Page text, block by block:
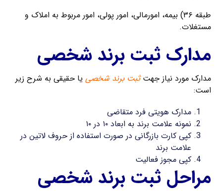
طبقه ۳۶) بیمه، امورمالی، امور پولی، امور مربوط به املاک و
مستغلات.
مدارک ثبت برند شخصی
مدارک مورد نیاز جهتثبت برند شخصی یا حقیقی به شرح زیر
است:
مدارک هویتی فرد متقاضی
نمونه علامت برند به ابعاد ۱۰ در ۱۰
کپی کارت بازرگانی در صورت استفاده از حروف لاتین در
علامت برند
کپی مجوز فعالیت
مراحل ثبت برند شخصی